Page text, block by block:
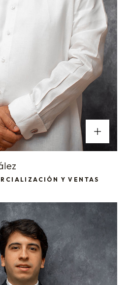
Y VENTAS